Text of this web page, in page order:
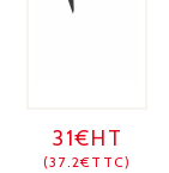
31€HT
(37.2€TTC)